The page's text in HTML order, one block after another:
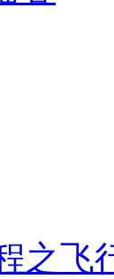
之飞